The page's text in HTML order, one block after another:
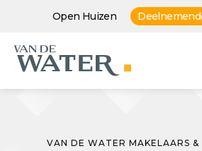
Open Huizen
VAN DE WATER MAKELAARS &